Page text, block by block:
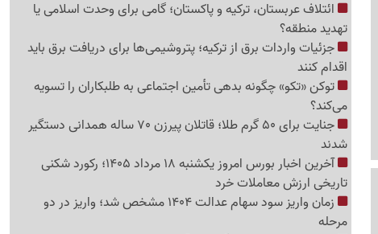
ائتلاف عربستان، ترکیه و پاکستان؛ گامی برای وحدت اسلامی یا
تهدید منطقه؟
جزئیات واردات برق از ترکیه؛ پتروشیمی‌ها برای دریافت برق باید
اقدام کنند
توکن «تکو» چگونه بدهی تأمین اجتماعی به طلبکاران را تسویه
می‌کند؟
جنایت برای 50 گرم طلا؛ قاتلان پیرزن 70 ساله همدانی دستگیر
شدند
آخرین اخبار بورس امروز یکشنبه 18 مرداد 1405؛ رکورد شکنی
تاریخی ارزش معاملات خرد
زمان واریز سود سهام عدالت 1404 مشخص شد؛ واریز در دو
مرحله